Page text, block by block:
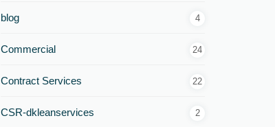
blog 4
Commercial 24
Contract Services 22
CSR-dkleanservices 2